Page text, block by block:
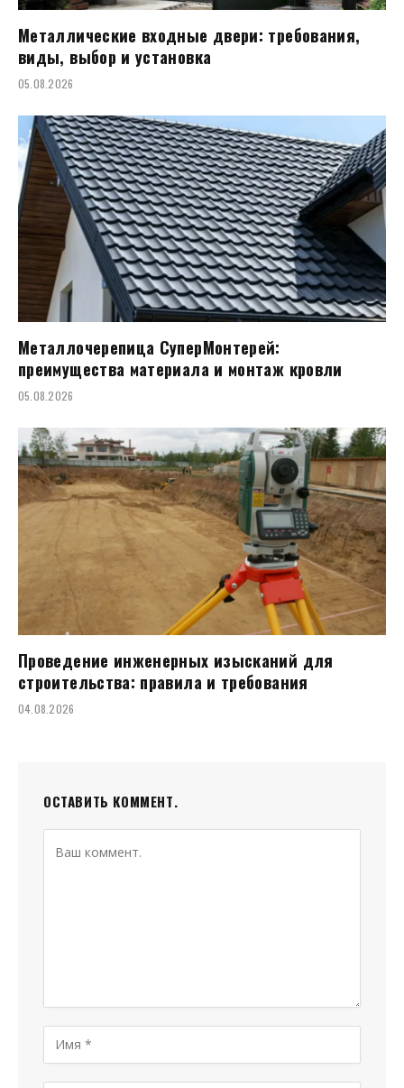
Металлические входные двери: требования,
виды, выбор и установка
05.08.2026
Металлочерепица СуперМонтерей:
преимущества материала и монтаж кровли
05.08.2026
Проведение инженерных изысканий для
строительства: правила и требования
04.08.2026
ОСТАВИТЬ КОММЕНТ.